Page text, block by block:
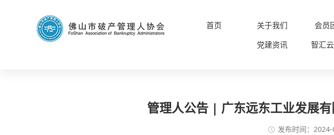
首页 关于我们 会员
党建资讯
智汇
管理人公告 | 广东远东工业发展
发布时间：